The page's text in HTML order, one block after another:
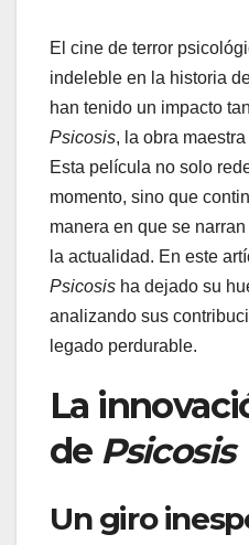
El cine de terror
indeleble en la historia
han tenido un impacto
Psicosis, la obra
Esta película no solo
momento, sino que
manera en que se
la actualidad. En este
Psicosis ha dejado su
analizando sus
legado perdurable.
La
de Psicosis
Un giro